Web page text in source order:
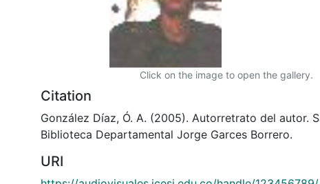
Click on the image to open the gallery.
Citation
González Díaz, Ó. A. (2005). Autorretrato del autor.
Biblioteca Departamental Jorge Garces Borrero.
URI